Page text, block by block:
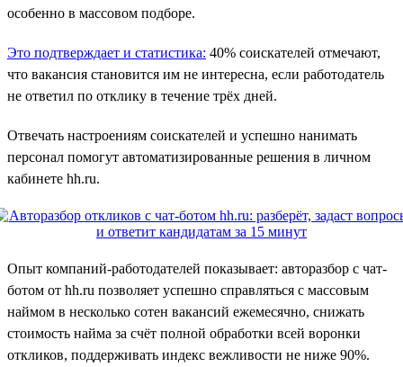
особенно в массовом подборе.
Это подтверждает и статистика: 40% соискателей отмечают,
что вакансия становится им не интересна, если работодатель
не ответил по отклику в течение трёх дней.
Отвечать настроениям соискателей и успешно нанимать
персонал помогут автоматизированные решения в личном
кабинете hh.ru.
Опыт компаний-работодателей показывает: авторазбор с чат-
ботом от hh.ru позволяет успешно справляться с массовым
наймом в несколько сотен вакансий ежемесячно, снижать
стоимость найма за счёт полной обработки всей воронки
откликов, поддерживать индекс вежливости не ниже 90%.